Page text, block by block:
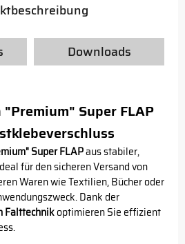
Downloads
Super FLAP
Super FLAPaus stabiler,
für den sicheren Versand von
Waren wie Textilien, Bücher oder
Dank der
Falttechnikoptimieren Sie effizient